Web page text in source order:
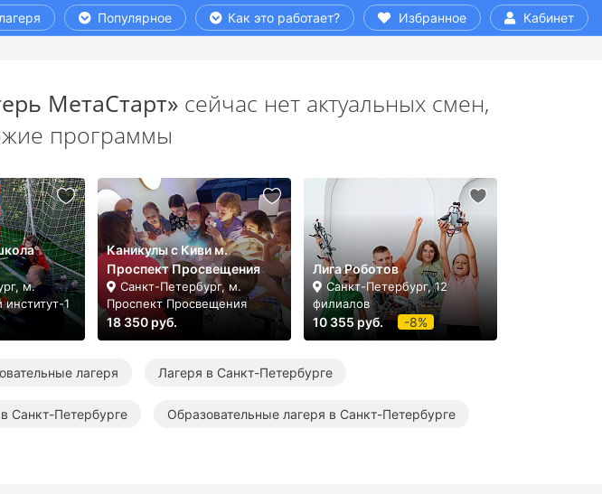
Популярное Как это работает? Избранное Кабинет
МетаСтарт»сейчас нет актуальных смен,
программы
м.
институт-1
Каникулы с Киви м.
Проспект Просвещения
Санкт-Петербург, м.
Проспект Просвещения
18 350 руб.
Лига Роботов
Санкт-Петербург, 12
филиалов
10 355 руб. -8%
лагеря Лагеря в Санкт-Петербурге
Санкт-Петербурге Образовательные лагеря в Санкт-Петербурге